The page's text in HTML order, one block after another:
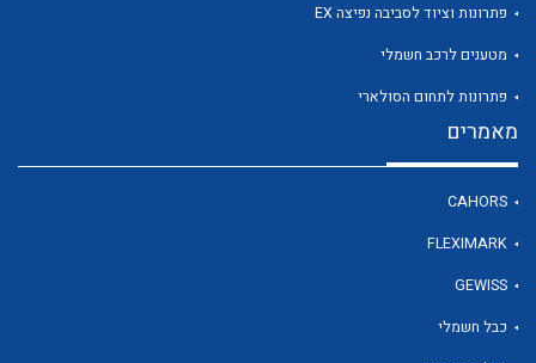
לכל מוצרי היצרן
לכל מוצרי היצרן
פתרונות וציוד לסביבה נפיצה EX
מטענים לרכב חשמלי
פתרונות לתחום הסולארי
מאמרים
CAHORS
FLEXIMARK
GEWISS
כבל חשמלי